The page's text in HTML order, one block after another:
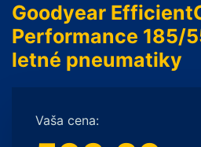
Goodyear
Performance 185/
letné pneumatiky
Vaša cena: